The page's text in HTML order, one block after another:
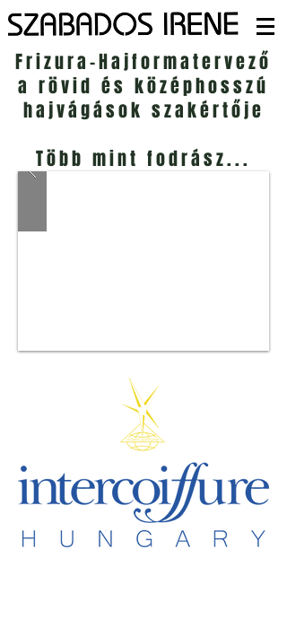
Frizura-Hajformatervező
a rövid és középhosszú
hajvágások szakértője
Több mint fodrász...